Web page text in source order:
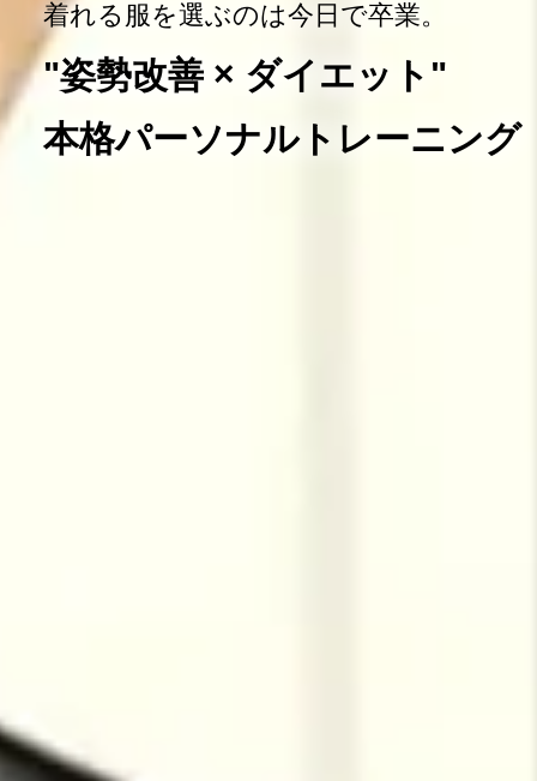
着れる服を選ぶのは今日で卒業。
"姿勢改善 × ダイエット"
本格パーソナルトレーニング